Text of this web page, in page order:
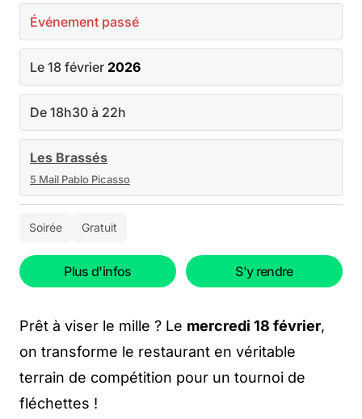
Événement passé
Le 18 février 2026
De 18h30 à 22h
Les Brassés
5 Mail Pablo Picasso
Soirée Gratuit
Plus d'infos S'y rendre
Prêt à viser le mille ? Le mercredi 18 février,
on transforme le restaurant en véritable
terrain de compétition pour un tournoi de
fléchettes !